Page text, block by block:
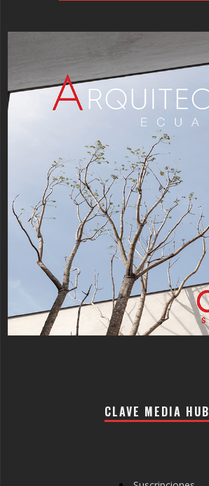
CLAVE MEDIA HUB